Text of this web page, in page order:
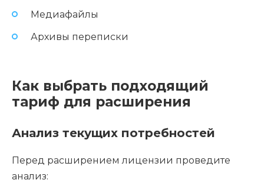
Медиафайлы
Архивы переписки
Как выбрать подходящий
тариф для расширения
Анализ текущих потребностей
Перед расширением лицензии проведите
анализ: